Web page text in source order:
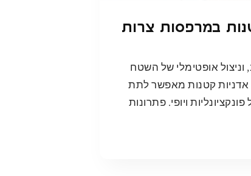
במרפסות צרות
אופטימלי של השטח
קטנות מאפשר לתת
ויופי. פתרונות